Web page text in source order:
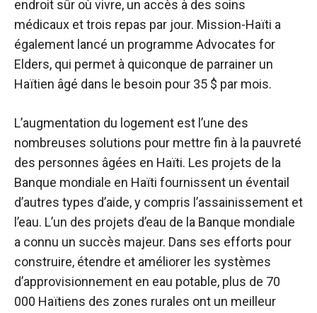
endroit sûr où vivre, un accès à des soins
médicaux et trois repas par jour. Mission-Haïti a
également lancé un programme Advocates for
Elders, qui permet à quiconque de parrainer un
Haïtien âgé dans le besoin pour 35 $ par mois.
L’augmentation du logement est l’une des
nombreuses solutions pour mettre fin à la pauvreté
des personnes âgées en Haïti. Les projets de la
Banque mondiale en Haïti fournissent un éventail
d’autres types d’aide, y compris l’assainissement et
l’eau. L’un des projets d’eau de la Banque mondiale
a connu un succès majeur. Dans ses efforts pour
construire, étendre et améliorer les systèmes
d’approvisionnement en eau potable, plus de 70
000 Haïtiens des zones rurales ont un meilleur